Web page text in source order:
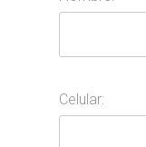
Celular: